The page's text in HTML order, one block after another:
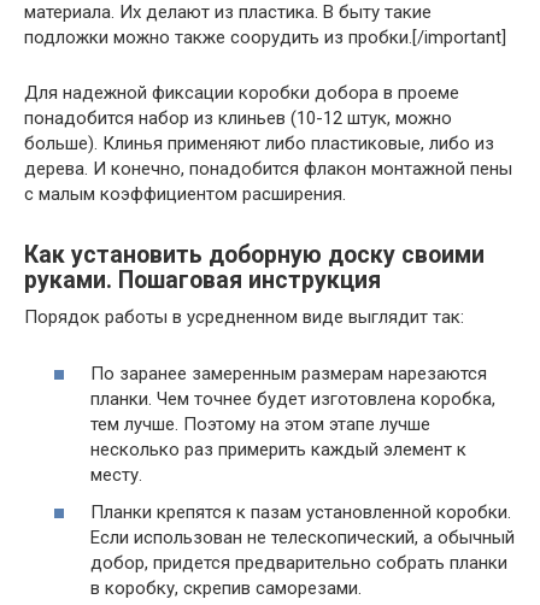
материала. Их делают из пластика. В быту такие
подложки можно также соорудить из пробки.[/important]
Для надежной фиксации коробки добора в проеме
понадобится набор из клиньев (10-12 штук, можно
больше). Клинья применяют либо пластиковые, либо из
дерева. И конечно, понадобится флакон монтажной пены
с малым коэффициентом расширения.
Как установить доборную доску своими
руками. Пошаговая инструкция
Порядок работы в усредненном виде выглядит так:
По заранее замеренным размерам нарезаются
планки. Чем точнее будет изготовлена коробка,
тем лучше. Поэтому на этом этапе лучше
несколько раз примерить каждый элемент к
месту.
Планки крепятся к пазам установленной коробки.
Если использован не телескопический, а обычный
добор, придется предварительно собрать планки
в коробку, скрепив саморезами.